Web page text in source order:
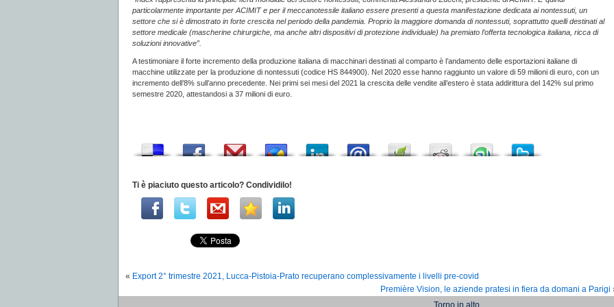
particolarmente importante per ACIMIT e per il meccanotessile italiano essere presenti a questa manifestazione dedicata ai nontessuti, un
settore che si è dimostrato in forte crescita nel periodo della pandemia. Proprio la maggiore domanda di nontessuti, soprattutto quelli destinati al
settore medicale (mascherine chirurgiche, ma anche altri dispositivi di protezione individuale) ha premiato l’offerta tecnologica italiana, ricca di
soluzioni innovative”.
A testimoniare il forte incremento della produzione italiana di macchinari destinati al comparto è l’andamento delle esportazioni italiane di
macchine utilizzate per la produzione di nontessuti (codice HS 844900). Nel 2020 esse hanno raggiunto un valore di 59 milioni di euro, con un
incremento dell’8% sull’anno precedente. Nei primi sei mesi del 2021 la crescita delle vendite all’estero è stata addirittura del 142% sul primo
semestre 2020, attestandosi a 37 milioni di euro.
Ti è piaciuto questo articolo? Condividilo!
« Export 2° trimestre 2021, Lucca-Pistoia-Prato recuperano complessivamente i livelli pre-covid
Première Vision, le aziende pratesi in fiera da domani a Parigi
Torno in alto